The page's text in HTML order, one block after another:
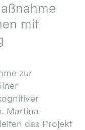
mit
zur
Martina
das Projekt